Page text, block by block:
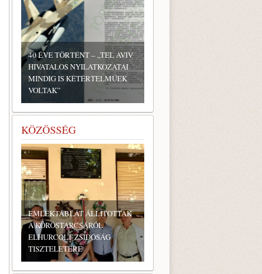
40 ÉVE TÖRTÉNT – „TEL AVIV
HIVATALOS NYILATKOZATAI
MINDIG IS KÉTÉRTELMŰEK
VOLTAK”
KÖZÖSSÉG
BONYHÁDI ZSIDÓ NAPOK